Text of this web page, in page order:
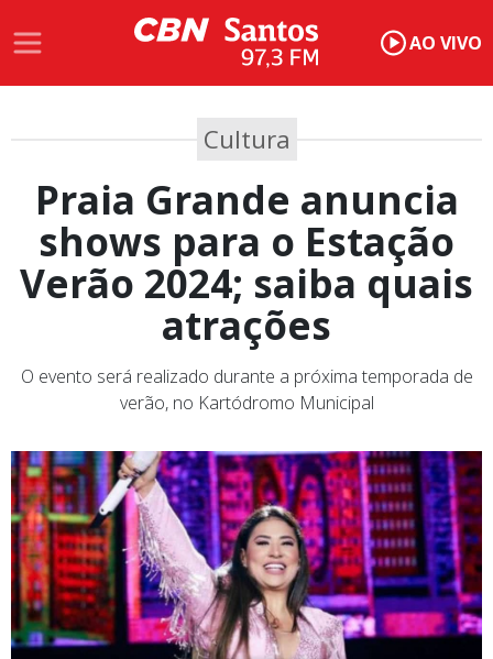
AO VIVO
Cultura
Praia Grande anuncia
shows para o Estação
Verão 2024; saiba quais
atrações
O evento será realizado durante a próxima temporada de
verão, no Kartódromo Municipal